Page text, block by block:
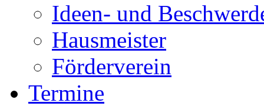
Ideen- und
Hausmeister
Förderverein
Termine